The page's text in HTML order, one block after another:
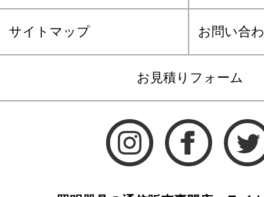
サイトマップ お問い合
お見積りフォーム